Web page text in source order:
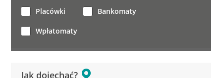
Jak dojechać?
Placówki Bankomaty
Wpłatomaty